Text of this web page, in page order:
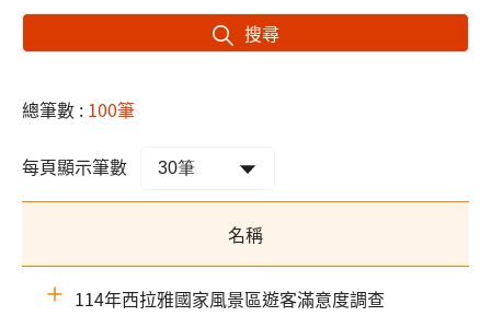
搜尋
總筆數 : 100筆
每頁顯示筆數
名稱
114年西拉雅國家風景區遊客滿意度調查